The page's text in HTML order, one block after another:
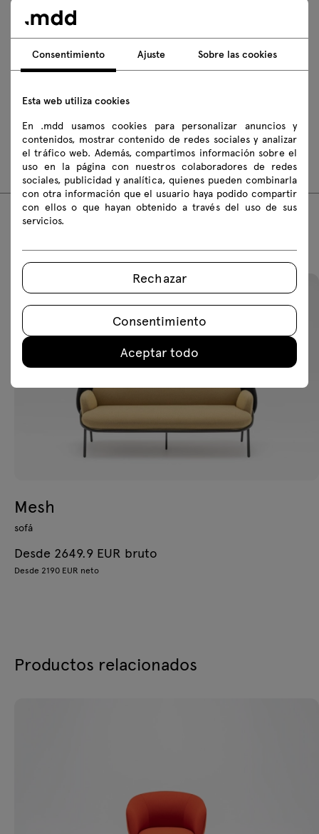
Descargar
Fotos Lookbook
Catálogos
Normas de seguridad
Descarga los modelos 3D de todos los símbolos de la colección
2D dwg 3D dwg 3D 3ds
fbx
obj
skp BIM Revit
Mesh
sofá
Desde 2649.9 EUR bruto
Desde 2190 EUR neto
Productos relacionados
Consentimiento Ajuste Sobre las cookies
Esta web utiliza cookies
En .mdd usamos cookies para personalizar anuncios y
contenidos, mostrar contenido de redes sociales y analizar
el tráfico web. Además, compartimos información sobre el
uso en la página con nuestros colaboradores de redes
sociales, publicidad y analítica, quienes pueden combinarla
con otra información que el usuario haya podido compartir
con ellos o que hayan obtenido a través del uso de sus
servicios.
Rechazar
Consentimiento
Aceptar todo